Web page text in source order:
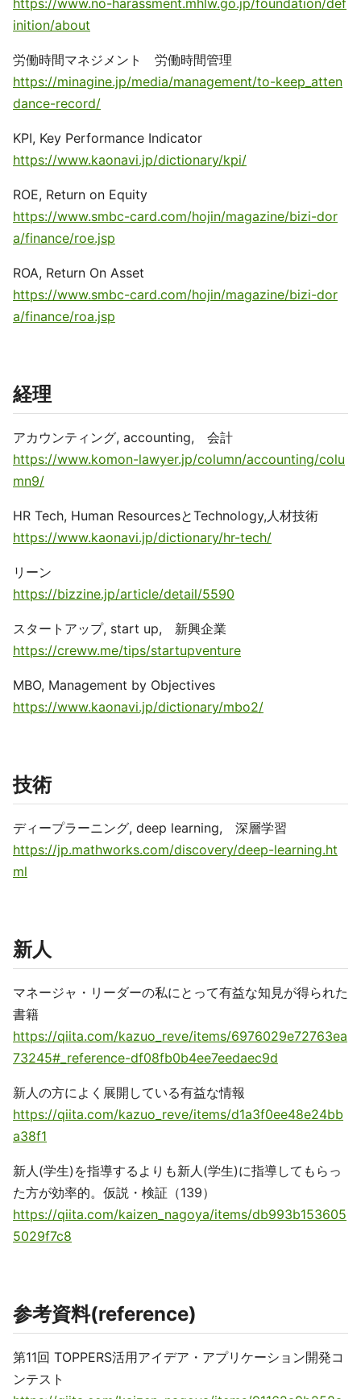
https://www.no-harassment.mhlw.go.jp/foundation/def
inition/about
労働時間マネジメント 労働時間管理
https://minagine.jp/media/management/to-keep_atten
dance-record/
KPI, Key Performance Indicator
https://www.kaonavi.jp/dictionary/kpi/
ROE, Return on Equity
https://www.smbc-card.com/hojin/magazine/bizi-dor
a/finance/roe.jsp
ROA, Return On Asset
https://www.smbc-card.com/hojin/magazine/bizi-dor
a/finance/roa.jsp
経理
アカウンティング, accounting, 会計
https://www.komon-lawyer.jp/column/accounting/colu
mn9/
HR Tech, Human ResourcesとTechnology,人材技術
https://www.kaonavi.jp/dictionary/hr-tech/
リーン
https://bizzine.jp/article/detail/5590
スタートアップ, start up, 新興企業
https://creww.me/tips/startupventure
MBO, Management by Objectives
https://www.kaonavi.jp/dictionary/mbo2/
技術
ディープラーニング, deep learning, 深層学習
https://jp.mathworks.com/discovery/deep-learning.ht
ml
新人
マネージャ・リーダーの私にとって有益な知見が得られた
書籍
https://qiita.com/kazuo_reve/items/6976029e72763ea
73245#_reference-df08fb0b4ee7eedaec9d
新人の方によく展開している有益な情報
https://qiita.com/kazuo_reve/items/d1a3f0ee48e24bb
a38f1
新人(学生)を指導するよりも新人(学生)に指導してもらっ
た方が効率的。仮説・検証（139）
https://qiita.com/kaizen_nagoya/items/db993b153605
5029f7c8
参考資料(reference)
第11回 TOPPERS活用アイデア・アプリケーション開発コ
ンテスト